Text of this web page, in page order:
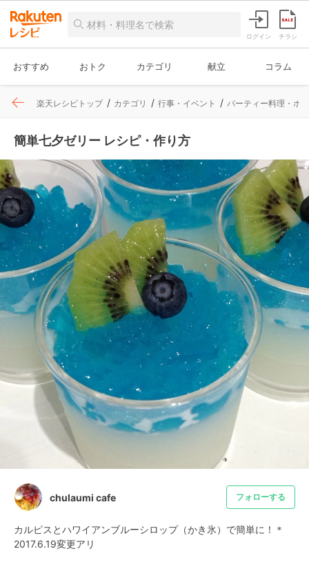
ログイン チラシ
おすすめ おトク カテゴリ 献立 コラム
楽天レシピトップ カテゴリ 行事・イベント パーティー料理・ホ
簡単七夕ゼリー レシピ・作り方
chulaumi cafe フォローする
カルピスとハワイアンブルーシロップ（かき氷）で簡単に！＊
2017.6.19変更アリ